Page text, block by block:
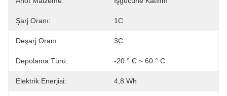
Şarj Oranı: 1C
Deşarj Oranı: 3C
Depolama Türü: -20 ° C ~ 60 ° C
Elektrik Enerjisi: 4,8 Wh